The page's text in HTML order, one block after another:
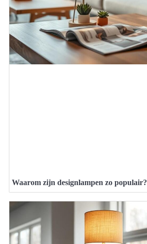
Waarom zijn designlampen zo populair?